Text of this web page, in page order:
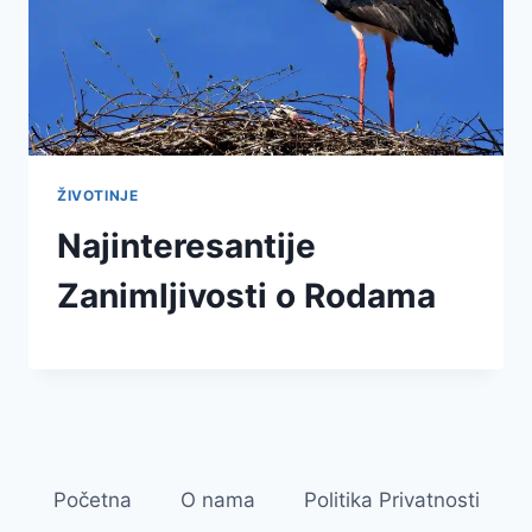
ŽIVOTINJE
Najinteresantije
Zanimljivosti o Rodama
Početna O nama
Politika Privatnosti